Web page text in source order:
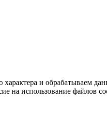
и обрабатываем
на использование файлов